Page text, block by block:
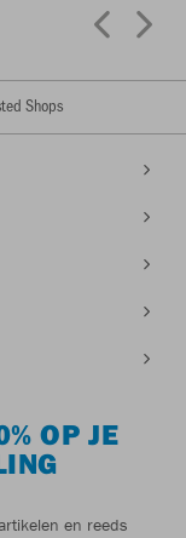
Shops
OP JE
en reeds